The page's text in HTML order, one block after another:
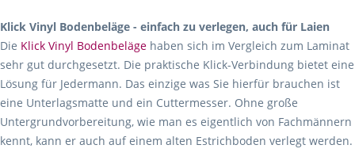
Klick Vinyl Bodenbeläge - einfach zu verlegen, auch für Laien
Die Klick Vinyl Bodenbeläge haben sich im Vergleich zum Laminat
sehr gut durchgesetzt. Die praktische Klick-Verbindung bietet eine
Lösung für Jedermann. Das einzige was Sie hierfür brauchen ist
eine Unterlagsmatte und ein Cuttermesser. Ohne große
Untergrundvorbereitung, wie man es eigentlich von Fachmännern
kennt, kann er auch auf einem alten Estrichboden verlegt werden.